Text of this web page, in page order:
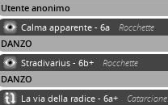
Utente anonimo
Calma apparente - 6a
Rocchette
DANZO
Stradivarius - 6b+
Rocchette
DANZO
La via della radice - 6a+
Catarcione